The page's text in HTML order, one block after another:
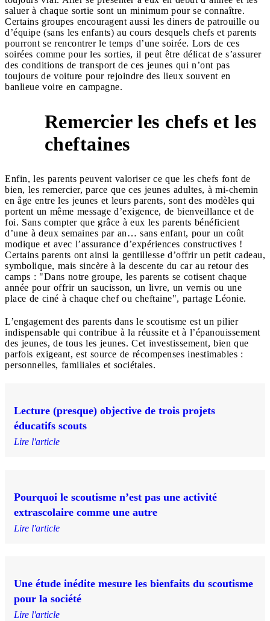
saluer à chaque sortie sont un minimum pour se connaître.
Certains groupes encouragent aussi les diners de patrouille ou
d’équipe (sans les enfants) au cours desquels chefs et parents
pourront se rencontrer le temps d’une soirée. Lors de ces
soirées comme pour les sorties, il peut être délicat de s’assurer
des conditions de transport de ces jeunes qui n’ont pas
toujours de voiture pour rejoindre des lieux souvent en
banlieue voire en campagne.
Remercier les chefs et les
cheftaines
Enfin, les parents peuvent valoriser ce que les chefs font de
bien, les remercier, parce que ces jeunes adultes, à mi-chemin
en âge entre les jeunes et leurs parents, sont des modèles qui
portent un même message d’exigence, de bienveillance et de
foi. Sans compter que grâce à eux les parents bénéficient
d’une à deux semaines par an… sans enfant, pour un coût
modique et avec l’assurance d’expériences constructives !
Certains parents ont ainsi la gentillesse d’offrir un petit cadeau,
symbolique, mais sincère à la descente du car au retour des
camps : "Dans notre groupe, les parents se cotisent chaque
année pour offrir un saucisson, un livre, un vernis ou une
place de ciné à chaque chef ou cheftaine", partage Léonie.
L’engagement des parents dans le scoutisme est un pilier
indispensable qui contribue à la réussite et à l’épanouissement
des jeunes, de tous les jeunes. Cet investissement, bien que
parfois exigeant, est source de récompenses inestimables :
personnelles, familiales et sociétales.
Lecture (presque) objective de trois projets
éducatifs scouts
Lire l'article
Pourquoi le scoutisme n’est pas une activité
extrascolaire comme une autre
Lire l'article
Une étude inédite mesure les bienfaits du scoutisme
pour la société
Lire l'article